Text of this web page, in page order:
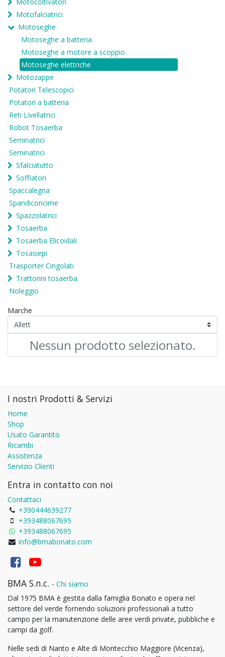
Motocoltivatori
Motofalciatrici
Motoseghe
Motoseghe a batteria
Motoseghe a motore a scoppio
Motoseghe elettriche
Motozappe
Potatori Telescopici
Potatori a batteria
Reti Livellatrici
Robot Tosaerba
Seminatrici
Seminatrici
Sfalciatutto
Soffiatori
Spaccalegna
Spandiconcime
Spazzolatrici
Tosaerba
Tosaerba Elicoidali
Tosasiepi
Trasporter Cingolati
Trattorini tosaerba
Noleggio
Marche
Nessun prodotto selezionato.
I nostri Prodotti & Servizi
Home
Shop
Usato Garantito
Ricambi
Assistenza
Servizio Clienti
Entra in contatto con noi
Contattaci
+390444639277
+393488067695
+393488067695
info@bmabonato.com
BMA S.n.c. - Chi siamo
Dal 1975 BMA è gestita dalla famiglia Bonato e opera nel
settore del verde fornendo soluzioni professionali a tutto
campo per la manutenzione delle aree verdi private, pubbliche e
campi da golf.
Nelle sedi di Nanto e Alte di Montecchio Maggiore (Vicenza),